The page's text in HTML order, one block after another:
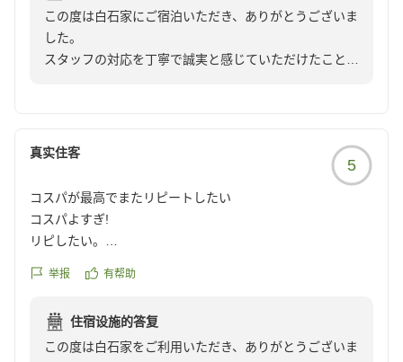
この度は白石家にご宿泊いただき、ありがとうございま
した。
スタッフの対応を丁寧で誠実と感じていただけたこと、
これからも心地よくお過ごしいただける宿を目指してま
この度は誠にありがとうございました。
真实住客
5
コスパが最高でまたリピートしたい
コスパよすぎ!
リピしたい。
https://review.travel.rakuten.co.jp/hotel/voice/78179?
举报 有帮助
住宿设施的答复
この度は白石家をご利用いただき、ありがとうございま